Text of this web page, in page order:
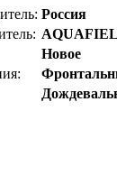
Россия
Новое